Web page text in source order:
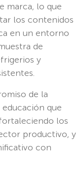
marca, lo que
los contenidos
en un entorno
de
y
de la
que
los
productivo, y
con